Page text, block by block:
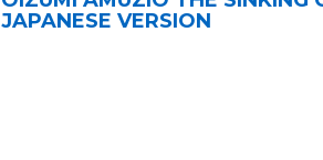
JAPANESE VERSION